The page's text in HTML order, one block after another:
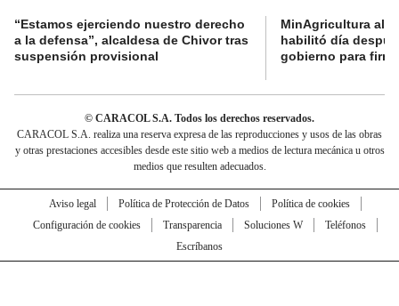
“Estamos ejerciendo nuestro derecho
a la defensa”, alcaldesa de Chivor tras
suspensión provisional
MinAgricultura
habilitó día
gobierno para
© CARACOL S.A. Todos los derechos reservados.
CARACOL S.A. realiza una reserva expresa de las reproducciones y usos de las obras
y otras prestaciones accesibles desde este sitio web a medios de lectura mecánica u otros
medios que resulten adecuados.
Aviso legal Política de Protección de Datos
Política de cookies
Configuración de cookies
Transparencia Soluciones W
Teléfonos
Escríbanos